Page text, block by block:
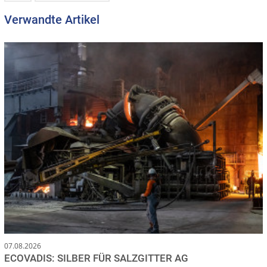
Verwandte Artikel
07.08.2026
ECOVADIS: SILBER FÜR SALZGITTER AG